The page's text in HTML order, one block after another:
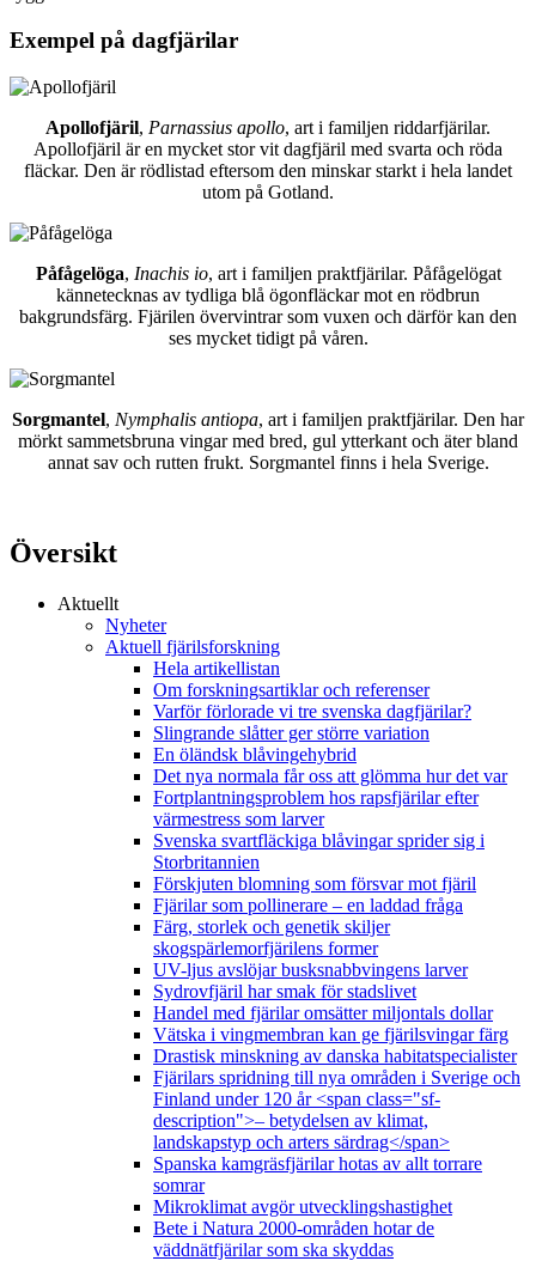
Exempel på dagfjärilar
Apollofjäril, Parnassius apollo, art i familjen riddarfjärilar.
Apollofjäril är en mycket stor vit dagfjäril med svarta och röda
fläckar. Den är rödlistad eftersom den minskar starkt i hela landet
utom på Gotland.
Påfågelöga, Inachis io, art i familjen praktfjärilar. Påfågelögat
kännetecknas av tydliga blå ögonfläckar mot en rödbrun
bakgrundsfärg. Fjärilen övervintrar som vuxen och därför kan den
ses mycket tidigt på våren.
Sorgmantel, Nymphalis antiopa, art i familjen praktfjärilar. Den har
mörkt sammetsbruna vingar med bred, gul ytterkant och äter bland
annat sav och rutten frukt. Sorgmantel finns i hela Sverige.
Översikt
Aktuellt
Nyheter
Aktuell fjärilsforskning
Hela artikellistan
Om forskningsartiklar och referenser
Varför förlorade vi tre svenska dagfjärilar?
Slingrande slåtter ger större variation
En öländsk blåvingehybrid
Det nya normala får oss att glömma hur det var
Fortplantningsproblem hos rapsfjärilar efter
värmestress som larver
Svenska svartfläckiga blåvingar sprider sig i
Storbritannien
Förskjuten blomning som försvar mot fjäril
Fjärilar som pollinerare – en laddad fråga
Färg, storlek och genetik skiljer
skogspärlemorfjärilens former
UV-ljus avslöjar busksnabbvingens larver
Sydrovfjäril har smak för stadslivet
Handel med fjärilar omsätter miljontals dollar
Vätska i vingmembran kan ge fjärilsvingar färg
Drastisk minskning av danska habitatspecialister
Fjärilars spridning till nya områden i Sverige och
Finland under 120 år <span class="sf-
description">– betydelsen av klimat,
landskapstyp och arters särdrag</span>
Spanska kamgräsfjärilar hotas av allt torrare
somrar
Mikroklimat avgör utvecklingshastighet
Bete i Natura 2000-områden hotar de
väddnätfjärilar som ska skyddas